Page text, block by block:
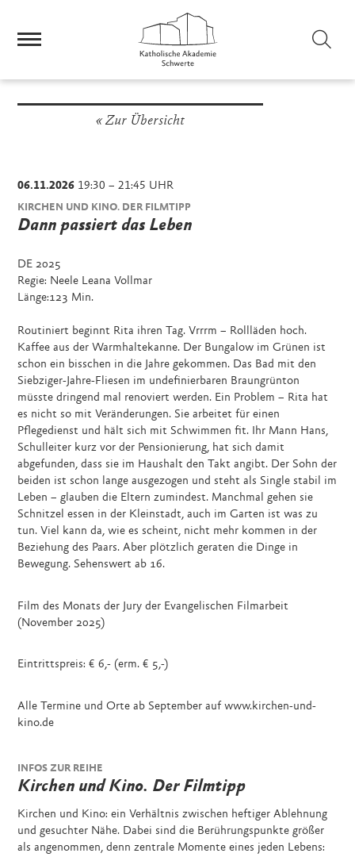
Zur Übersicht
06.11.2026 19:30 – 21:45 UHR
KIRCHEN UND KINO. DER FILMTIPP
Dann passiert das Leben
DE 2025
Regie: Neele Leana Vollmar
Länge:123 Min.
Routiniert beginnt Rita ihren Tag. Vrrrm – Rollläden hoch.
Kaffee aus der Warmhaltekanne. Der Bungalow im Grünen ist
schon ein bisschen in die Jahre gekommen. Das Bad mit den
Siebziger-Jahre-Fliesen im undefinierbaren Braungrünton
müsste dringend mal renoviert werden. Ein Problem – Rita hat
es nicht so mit Veränderungen. Sie arbeitet für einen
Pflegedienst und hält sich mit Schwimmen fit. Ihr Mann Hans,
Schulleiter kurz vor der Pensionierung, hat sich damit
abgefunden, dass sie im Haushalt den Takt angibt. Der Sohn der
beiden ist schon lange ausgezogen und steht als Single stabil im
Leben – glauben die Eltern zumindest. Manchmal gehen sie
Schnitzel essen in der Kleinstadt, auch im Garten ist was zu
tun. Viel kann da, wie es scheint, nicht mehr kommen in der
Beziehung des Paars. Aber plötzlich geraten die Dinge in
Bewegung. Sehenswert ab 16.
Film des Monats der Jury der Evangelischen Filmarbeit
(November 2025)
Eintrittspreis: € 6,- (erm. € 5,-)
Alle Termine und Orte ab September auf www.kirchen-und-
kino.de
INFOS ZUR REIHE
Kirchen und Kino. Der Filmtipp
Kirchen und Kino: ein Verhältnis zwischen heftiger Ablehnung
und gesuchter Nähe. Dabei sind die Berührungspunkte größer
als angenommen, denn zentrale Momente eines jeden Lebens: